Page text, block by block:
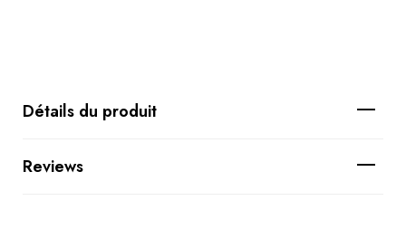
Détails du produit
Reviews